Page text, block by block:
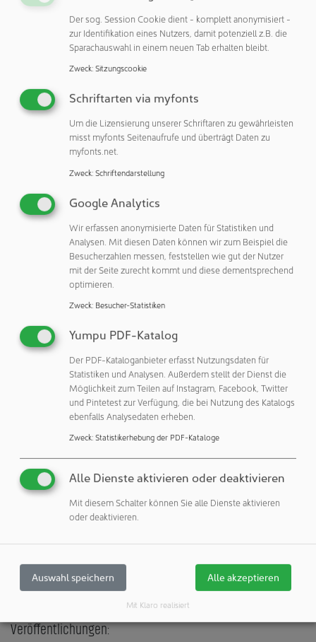
Speicherdesigns basierend auf dem Fachwissen beider
Parteien zu entwickeln.«
Führende Mitglieder des New York Center for Research,
Economic Advancement, Technology, Engineering, and
Fraunhofer-Instituts für Photonische Mikrosysteme IPMS
mit Sitz in Dresden, Deutschland, besiegelten am 15. Mai
im Albany NanoTech Complex von NY CREATES in
Anwesenheit zahlreicher hochrangigen Vertretungen aus
dem Bundesstaat New York und aus Deutschland das JDA
President of Strategies, Partnerships & New Ventures und
Chief Operating Officer von NY CREATES, und Dr. Wenke
Weinreich, stellvertretende Institutsleiterin des Fraunhofer
IPMS. Basierend darauf starten NY CREATES und das
Fraunhofer IPMS ein gemeinsames Entwicklungsprojekt
für die Entwicklung fortschrittlicher Datenspeicher auf 300-
mm-Wafern, dem heutigen Industriestandard für die
Im Mai 2023 trafen sich bereits Vertreter des Fraunhofer
IPMS mit ihren Pendants im Albany NanoTech Complex
von NY CREATES, der größten gemeinnützigen
Halbleiterforschungs- und Entwicklungseinrichtung in
Nordamerika. Dort unterzeichnete Dr. Weinreich im
Beisein des sächsischen Ministerpräsidenten Michael
den beiden Organisationen mit dem Ziel, den
wirtschaftlichen Wohlstand durch Innovation in beiden
Regionen weiter zu fördern.
01109 Dresden
Deutschland
Veröffentlichungen:
Der sog. Session Cookie dient - komplett anonymisiert -
zur Identifikation eines Nutzers, damit potenziell z.B. die
Sparachauswahl in einem neuen Tab erhalten bleibt.
Zweck: Sitzungscookie
Schriftarten via myfonts
Um die Lizensierung unserer Schriftaren zu gewährleisten
misst myfonts Seitenaufrufe und überträgt Daten zu
myfonts.net.
Zweck: Schriftendarstellung
Google Analytics
Wir erfassen anonymisierte Daten für Statistiken und
Analysen. Mit diesen Daten können wir zum Beispiel die
Besucherzahlen messen, feststellen wie gut der Nutzer
mit der Seite zurecht kommt und diese dementsprechend
optimieren.
Zweck: Besucher-Statistiken
Yumpu PDF-Katalog
Der PDF-Kataloganbieter erfasst Nutzungsdaten für
Statistiken und Analysen. Außerdem stellt der Dienst die
Möglichkeit zum Teilen auf Instagram, Facebook, Twitter
und Pintetest zur Verfügung, die bei Nutzung des Katalogs
ebenfalls Analysedaten erheben.
Zweck: Statistikerhebung der PDF-Kataloge
Alle Dienste aktivieren oder deaktivieren
Mit diesem Schalter können Sie alle Dienste aktivieren
oder deaktivieren.
Auswahl speichern Alle akzeptieren
Mit Klaro realisiert